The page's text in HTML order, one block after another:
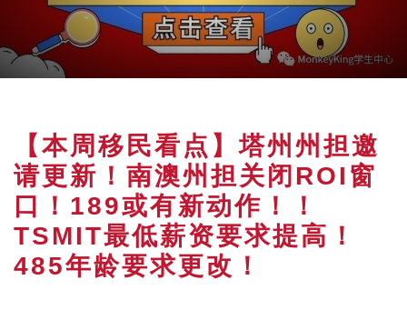
【本周移民看点】塔州州担邀
请更新！南澳州担关闭ROI窗
口！189或有新动作！！
TSMIT最低薪资要求提高！
485年龄要求更改！